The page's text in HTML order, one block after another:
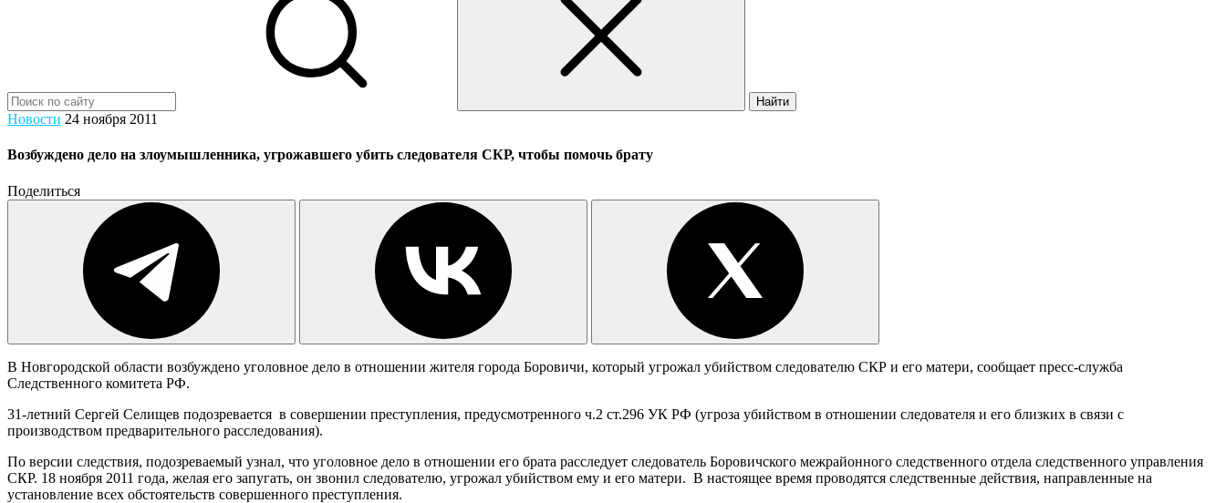
Найти
Новости 24 ноября 2011
Возбуждено дело на злоумышленника, угрожавшего убить следователя СКР, чтобы помочь брату
Поделиться
В Новгородской области возбуждено уголовное дело в отношении жителя города Боровичи, который угрожал убийством следователю СКР и его матери, сообщает пресс-служба
Следственного комитета РФ.
31-летний Сергей Селищев подозревается в совершении преступления, предусмотренного ч.2 ст.296 УК РФ (угроза убийством в отношении следователя и его близких в связи с
производством предварительного расследования).
По версии следствия, подозреваемый узнал, что уголовное дело в отношении его брата расследует следователь Боровичского межрайонного следственного отдела следственного управления
СКР. 18 ноября 2011 года, желая его запугать, он звонил следователю, угрожал убийством ему и его матери. В настоящее время проводятся следственные действия, направленные на
установление всех обстоятельств совершенного преступления.